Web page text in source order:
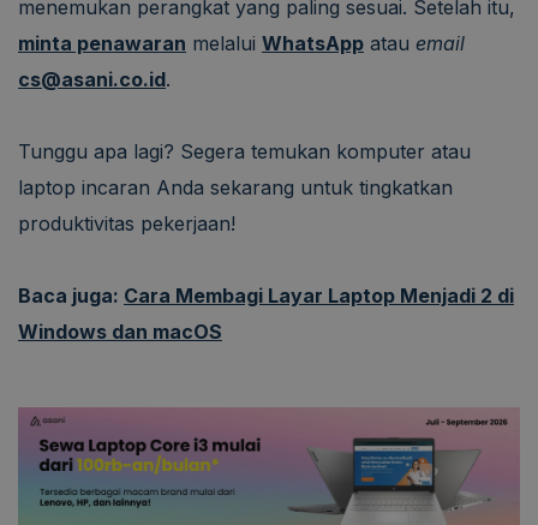
menemukan perangkat yang paling sesuai. Setelah itu,
minta penawaran melalui WhatsApp atau email
cs@asani.co.id.
Tunggu apa lagi? Segera temukan komputer atau
laptop incaran Anda sekarang untuk tingkatkan
produktivitas pekerjaan!
Baca juga: Cara Membagi Layar Laptop Menjadi 2 di
Windows dan macOS